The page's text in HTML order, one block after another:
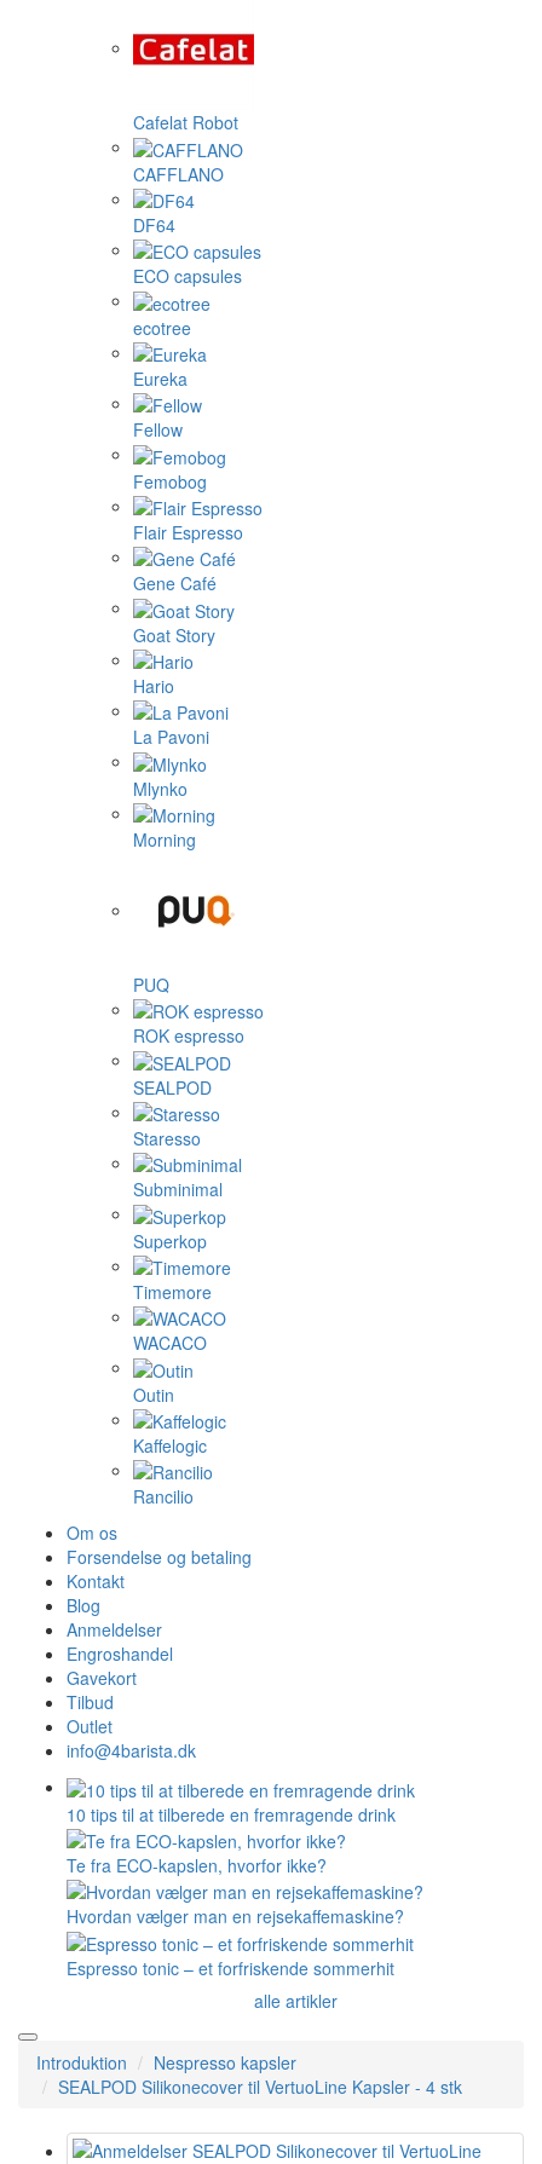
Cafelat Robot
CAFFLANO
DF64
ECO capsules
ecotree
Eureka
Fellow
Femobog
Flair Espresso
Gene Café
Goat Story
Hario
La Pavoni
Mlynko
Morning
PUQ
ROK espresso
SEALPOD
Staresso
Subminimal
Superkop
Timemore
WACACO
Outin
Kaffelogic
Rancilio
Om os
Forsendelse og betaling
Kontakt
Blog
Anmeldelser
Engroshandel
Gavekort
Tilbud
Outlet
info@4barista.dk
10 tips til at tilberede en fremragende drink
Te fra ECO-kapslen, hvorfor ikke?
Hvordan vælger man en rejsekaffemaskine?
Espresso tonic – et forfriskende sommerhit
alle artikler
Introduktion
Nespresso kapsler
SEALPOD Silikonecover til VertuoLine Kapsler - 4 stk